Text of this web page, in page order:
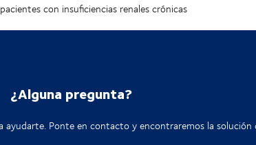
con insuficiencias renales crónicas
¿Alguna pregunta?
ayudarte. Ponte en contacto y encontraremos la solución